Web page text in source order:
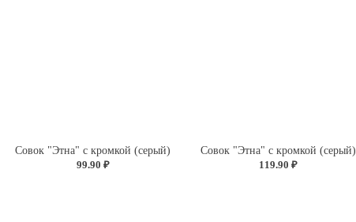
Совок "Этна" с кромкой (серый)
99.90 ₽
Совок "Этна" с кромкой (серый)
119.90 ₽